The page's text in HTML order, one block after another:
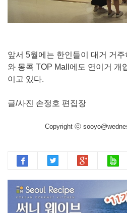
앞서 5월에는 한인들이 대거 거
와 몽콕 TOP Mall에도 연이거 개
이고 있다.
글/사진 손정호 편집장
Copyright ⓒ